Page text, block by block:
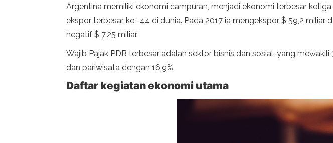
Argentina memiliki ekonomi campuran, menjadi ekonomi terbesar
ekspor terbesar ke -44 di dunia. Pada 2017 ia mengekspor $ 59,2
negatif $ 7,25 miliar.
Wajib Pajak PDB terbesar adalah sektor bisnis dan sosial, yang
dan pariwisata dengan 16,9%.
Daftar kegiatan ekonomi utama